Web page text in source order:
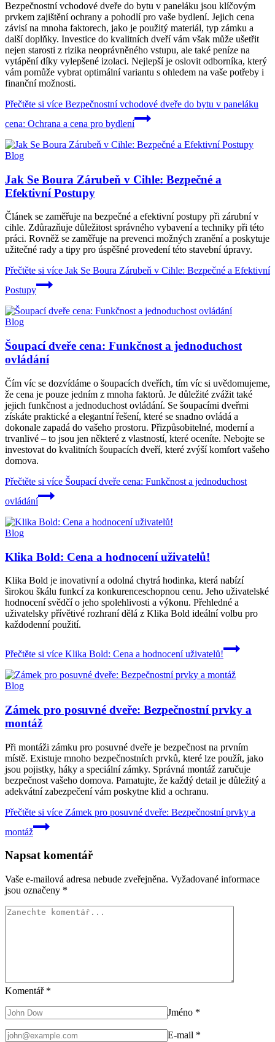
Bezpečnostní vchodové dveře do bytu v paneláku jsou klíčovým
prvkem zajištění ochrany a pohodlí pro vaše bydlení. Jejich cena
závisí na mnoha faktorech, jako je použitý materiál, typ zámku a
další doplňky. Investice do kvalitních dveří vám však může ušetřit
nejen starosti z rizika neoprávněného vstupu, ale také peníze na
vytápění díky vylepšené izolaci. Nejlepší je oslovit odborníka, který
vám pomůže vybrat optimální variantu s ohledem na vaše potřeby i
finanční možnosti.
Přečtěte si více Bezpečnostní vchodové dveře do bytu v paneláku
cena: Ochrana a cena pro bydlení
Blog
Jak Se Boura Zárubeň v Cihle: Bezpečné a
Efektivní Postupy
Článek se zaměřuje na bezpečné a efektivní postupy při zárubní v
cihle. Zdůrazňuje důležitost správného vybavení a techniky při této
práci. Rovněž se zaměřuje na prevenci možných zranění a poskytuje
užitečné rady a tipy pro úspěšné provedení této stavební úpravy.
Přečtěte si více Jak Se Boura Zárubeň v Cihle: Bezpečné a Efektivní
Postupy
Blog
Šoupací dveře cena: Funkčnost a jednoduchost
ovládání
Čím víc se dozvídáme o šoupacích dveřích, tím víc si uvědomujeme,
že cena je pouze jedním z mnoha faktorů. Je důležité zvážit také
jejich funkčnost a jednoduchost ovládání. Se šoupacími dveřmi
získáte praktické a elegantní řešení, které se snadno ovládá a
dokonale zapadá do vašeho prostoru. Přizpůsobitelné, moderní a
trvanlivé – to jsou jen některé z vlastností, které oceníte. Nebojte se
investovat do kvalitních šoupacích dveří, které zvýší komfort vašeho
domova.
Přečtěte si více Šoupací dveře cena: Funkčnost a jednoduchost
ovládání
Blog
Klika Bold: Cena a hodnocení uživatelů!
Klika Bold je inovativní a odolná chytrá hodinka, která nabízí
širokou škálu funkcí za konkurenceschopnou cenu. Jeho uživatelské
hodnocení svědčí o jeho spolehlivosti a výkonu. Přehledné a
uživatelsky přívětivé rozhraní dělá z Klika Bold ideální volbu pro
každodenní použití.
Přečtěte si více Klika Bold: Cena a hodnocení uživatelů!
Blog
Zámek pro posuvné dveře: Bezpečnostní prvky a
montáž
Při montáži zámku pro posuvné dveře je bezpečnost na prvním
místě. Existuje mnoho bezpečnostních prvků, které lze použít, jako
jsou pojistky, háky a speciální zámky. Správná montáž zaručuje
bezpečnost vašeho domova. Pamatujte, že každý detail je důležitý a
adekvátní zabezpečení vám poskytne klid a ochranu.
Přečtěte si více Zámek pro posuvné dveře: Bezpečnostní prvky a
montáž
Napsat komentář
Vaše e-mailová adresa nebude zveřejněna. Vyžadované informace
jsou označeny *
Komentář *
Jméno *
E-mail *